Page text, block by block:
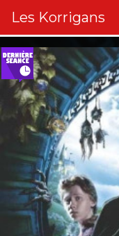
Les Korrigans